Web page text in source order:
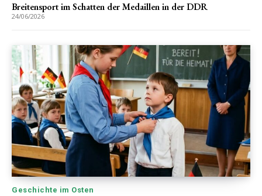
Breitensport im Schatten der Medaillen in der DDR
24/06/2026
Geschichte im Osten